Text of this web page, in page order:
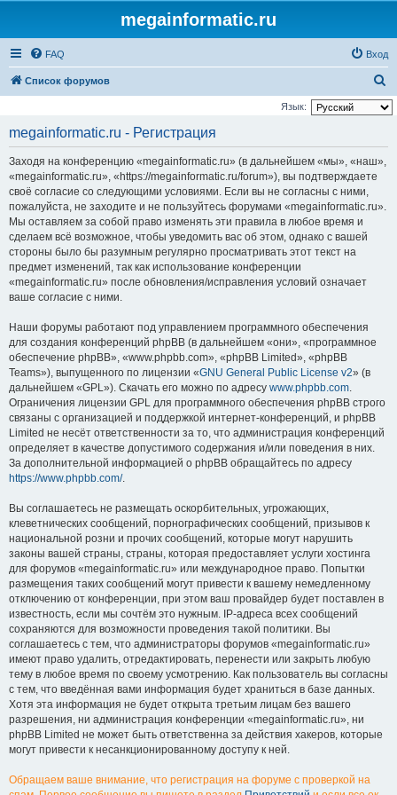
megainformatic.ru
FAQ Вход
Список форумов
о
Язык:
megainformatic.ru - Регистрация
Заходя на конференцию «megainformatic.ru» (в дальнейшем «мы», «наш»,
«megainformatic.ru», «https://megainformatic.ru/forum»), вы подтверждаете
своё согласие со следующими условиями. Если вы не согласны с ними,
пожалуйста, не заходите и не пользуйтесь форумами «megainformatic.ru».
Мы оставляем за собой право изменять эти правила в любое время и
сделаем всё возможное, чтобы уведомить вас об этом, однако с вашей
стороны было бы разумным регулярно просматривать этот текст на
предмет изменений, так как использование конференции
«megainformatic.ru» после обновления/исправления условий означает
ваше согласие с ними.
Наши форумы работают под управлением программного обеспечения
для создания конференций phpBB (в дальнейшем «они», «программное
обеспечение phpBB», «www.phpbb.com», «phpBB Limited», «phpBB
Teams»), выпущенного по лицензии «GNU General Public License v2» (в
дальнейшем «GPL»). Скачать его можно по адресу www.phpbb.com.
Ограничения лицензии GPL для программного обеспечения phpBB строго
связаны с организацией и поддержкой интернет-конференций, и phpBB
Limited не несёт ответственности за то, что администрация конференций
определяет в качестве допустимого содержания и/или поведения в них.
За дополнительной информацией о phpBB обращайтесь по адресу
https://www.phpbb.com/.
Вы соглашаетесь не размещать оскорбительных, угрожающих,
клеветнических сообщений, порнографических сообщений, призывов к
национальной розни и прочих сообщений, которые могут нарушить
законы вашей страны, страны, которая предоставляет услуги хостинга
для форумов «megainformatic.ru» или международное право. Попытки
размещения таких сообщений могут привести к вашему немедленному
отключению от конференции, при этом ваш провайдер будет поставлен в
известность, если мы сочтём это нужным. IP-адреса всех сообщений
сохраняются для возможности проведения такой политики. Вы
соглашаетесь с тем, что администраторы форумов «megainformatic.ru»
имеют право удалить, отредактировать, перенести или закрыть любую
тему в любое время по своему усмотрению. Как пользователь вы согласны
с тем, что введённая вами информация будет храниться в базе данных.
Хотя эта информация не будет открыта третьим лицам без вашего
разрешения, ни администрация конференции «megainformatic.ru», ни
phpBB Limited не может быть ответственна за действия хакеров, которые
могут привести к несанкционированному доступу к ней.
Обращаем ваше внимание, что регистрация на форуме с проверкой на